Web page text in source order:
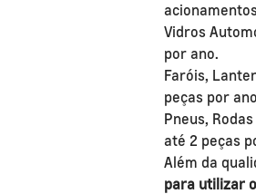
Vidros
por ano.
Faróis,
peças por
Pneus,
até 2 peças
Além da
para utilizar